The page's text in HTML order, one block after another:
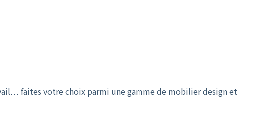
faites votre choix parmi une gamme de mobilier design et